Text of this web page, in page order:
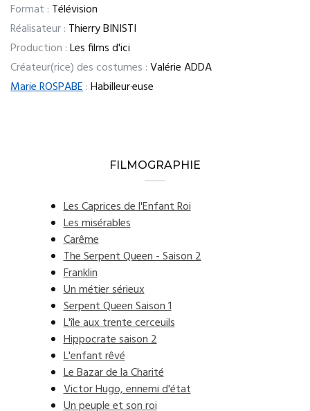
Format : Télévision
Réalisateur : Thierry BINISTI
Production :Les films d'ici
Créateur(rice) des costumes :Valérie ADDA
Marie ROSPABE:Habilleur·euse
FILMOGRAPHIE
Les Caprices de l'Enfant Roi
Les misérables
Carême
The Serpent Queen - Saison 2
Franklin
Un métier sérieux
Serpent Queen Saison 1
L'île aux trente cerceuils
Hippocrate saison 2
L'enfant rêvé
Le Bazar de la Charité
Victor Hugo, ennemi d'état
Un peuple et son roi